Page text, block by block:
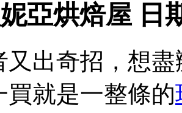
亞烘焙屋 日
又出奇招，想
買就是一整條的